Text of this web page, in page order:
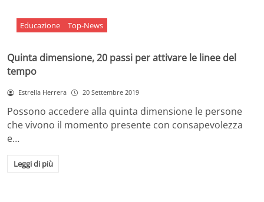
Educazione Top-News
Quinta dimensione, 20 passi per attivare le linee del
tempo
Estrella Herrera 20 Settembre 2019
Possono accedere alla quinta dimensione le persone
che vivono il momento presente con consapevolezza
e…
Leggi di più